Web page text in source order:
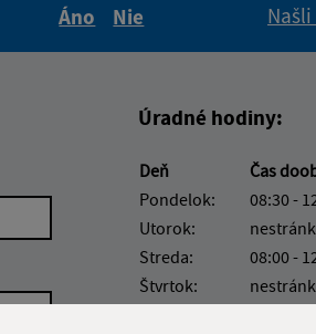
Áno
Nie
Úradné hodiny:
Deň Čas
Pondelok:
08:30 -
Utorok:
Streda:
08:00 -
Štvrtok: